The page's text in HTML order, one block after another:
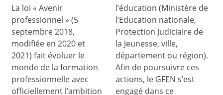
La loi « Avenir
professionnel » (5
septembre 2018,
modifiée en 2020 et
2021) fait évoluer le
monde de la formation
professionnelle avec
officiellement l’ambition
l’éducation (Ministère de
l’Education nationale,
Protection Judiciaire de
la Jeunesse, ville,
département ou région).
Afin de poursuivre ces
actions, le GFEN s’est
engagé dans ce